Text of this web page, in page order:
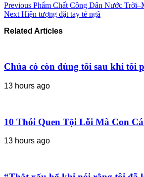
Previous Phẩm Chất Công Dân Nước
Next Hiện tượng đặt tay té ngã
Related Articles
Chúa có còn dùng tôi sau khi tôi
13 hours ago
10 Thói Quen Tội Lỗi Mà Con
13 hours ago